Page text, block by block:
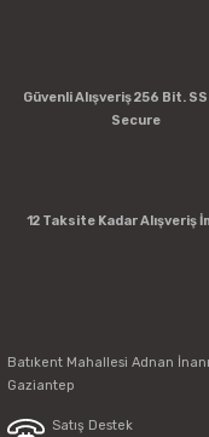
Güvenli Alışveriş 256 Bit.
Secure
12 Taksite Kadar Alışveriş
Batıkent Mahallesi Adnan
Gaziantep
Satış Destek